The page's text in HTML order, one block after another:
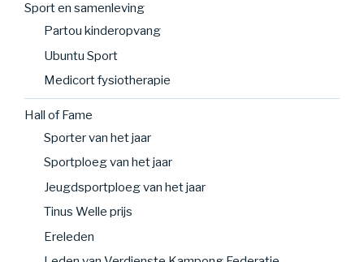
Sport en samenleving
Partou kinderopvang
Ubuntu Sport
Medicort fysiotherapie
Hall of Fame
Sporter van het jaar
Sportploeg van het jaar
Jeugdsportploeg van het jaar
Tinus Welle prijs
Ereleden